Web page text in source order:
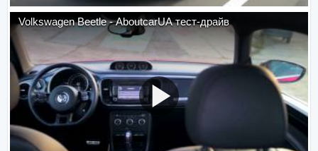
Volkswagen Beetle - AboutcarUA тест-драйв